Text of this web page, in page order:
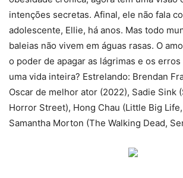
intenções secretas. Afinal, ele não fala
adolescente, Ellie, há anos. Mas todo
baleias não vivem em águas rasas. O
o poder de apagar as lágrimas e os
uma vida inteira? Estrelando: Brendan
Oscar de melhor ator (2022), Sadie Sink
Horror Street), Hong Chau (Little Big
Samantha Morton (The Walking Dead,